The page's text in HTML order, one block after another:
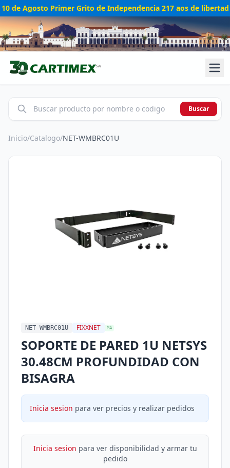
10 de Agosto Primer Grito de Independencia 217 aos de libertad
Buscar
Inicio/Catalogo/NET-WMBRC01U
NET-WMBRC01U FIXXNET MA
SOPORTE DE PARED 1U NETSYS
30.48CM PROFUNDIDAD CON
BISAGRA
Inicia sesion para ver precios y realizar pedidos
Inicia sesion para ver disponibilidad y armar tu
pedido